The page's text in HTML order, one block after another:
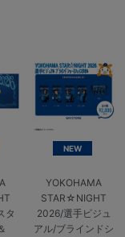
タ
NEW
YOKOHAMA
STAR☆NIGHT
2026/選手ビジュ
アル/ブラインドシ